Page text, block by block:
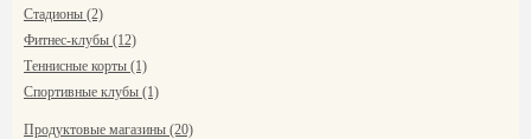
Стадионы (2)
Фитнес-клубы (12)
Теннисные корты (1)
Спортивные клубы (1)
Продуктовые магазины (20)